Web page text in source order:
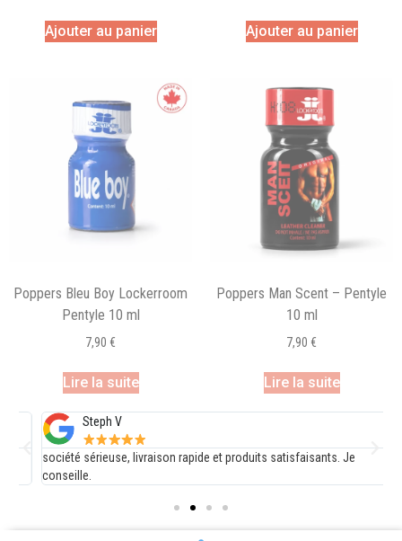
Ajouter au panier
Poppers Bleu Boy Lockerroom
Pentyle 10 ml
7,90 €
Lire la suite
Ajouter au panier
Poppers Man Scent – Pentyle
10 ml
7,90 €
Lire la suite
Steph V
société sérieuse, livraison rapide et produits satisfaisants. Je
conseille.